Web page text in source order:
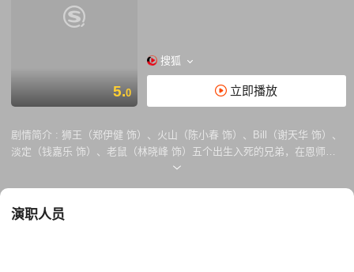
5.0
搜狐
立即播放
剧情简介 : 狮王（郑伊健 饰）、火山（陈小春 饰）、Bill（谢天华 饰）、
淡定（钱嘉乐 饰）、老鼠（林晓峰 饰）五个出生入死的兄弟，在恩师曹
sir（曾志伟 饰）的带领下，为了救济儿童而偷取特效药，却惨遭设局，
演职人员